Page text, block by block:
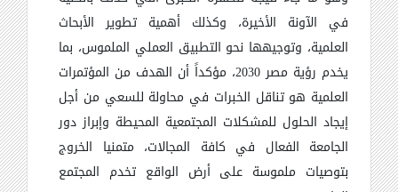
في الآونة الأخيرة، وكذلك أهمية تطوير الأبحاث
العلمية، وتوجيهها نحو التطبيق العملي الملموس، بما
يخدم رؤية مصر 2030، مؤكداً أن الهدف من المؤتمرات
العلمية هو تناقل الخبرات في محاولة للسعي من أجل
إيجاد الحلول للمشكلات المجتمعية المحيطة وإبراز دور
الجامعة الفعال في كافة المجالات، متمنيا الخروج
بتوصيات ملموسة على أرض الواقع تخدم المجتمع